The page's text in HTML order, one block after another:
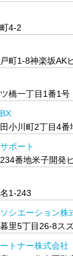
4-2
町1-8神楽坂AK
橋一丁目1番1号
小川町2丁目4番
ポート
番地米子開発
1-243
シエーション株
里5丁目26-8ス
トナー株式会社